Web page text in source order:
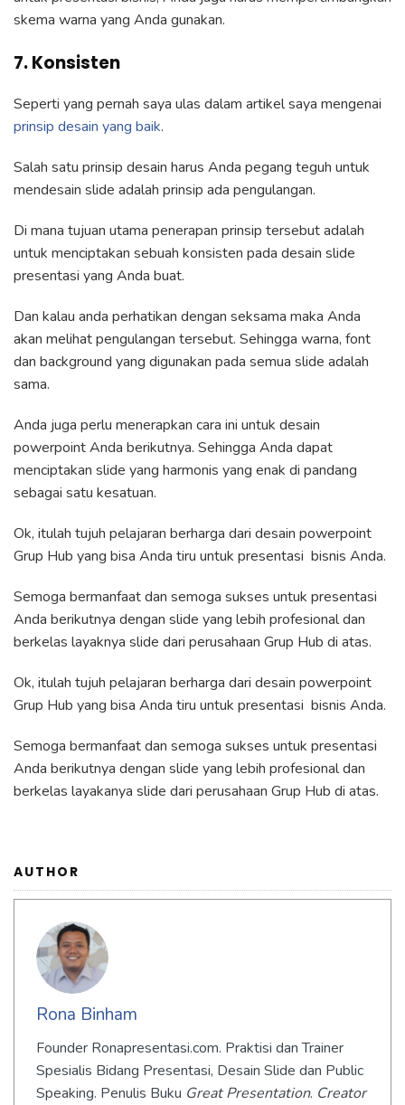
skema warna yang Anda gunakan.
7. Konsisten
Seperti yang pernah saya ulas dalam artikel saya mengenai
prinsip desain yang baik.
Salah satu prinsip desain harus Anda pegang teguh untuk
mendesain slide adalah prinsip ada pengulangan.
Di mana tujuan utama penerapan prinsip tersebut adalah
untuk menciptakan sebuah konsisten pada desain slide
presentasi yang Anda buat.
Dan kalau anda perhatikan dengan seksama maka Anda
akan melihat pengulangan tersebut. Sehingga warna, font
dan background yang digunakan pada semua slide adalah
sama.
Anda juga perlu menerapkan cara ini untuk desain
powerpoint Anda berikutnya. Sehingga Anda dapat
menciptakan slide yang harmonis yang enak di pandang
sebagai satu kesatuan.
Ok, itulah tujuh pelajaran berharga dari desain powerpoint
Grup Hub yang bisa Anda tiru untuk presentasi bisnis Anda.
Semoga bermanfaat dan semoga sukses untuk presentasi
Anda berikutnya dengan slide yang lebih profesional dan
berkelas layaknya slide dari perusahaan Grup Hub di atas.
Ok, itulah tujuh pelajaran berharga dari desain powerpoint
Grup Hub yang bisa Anda tiru untuk presentasi bisnis Anda.
Semoga bermanfaat dan semoga sukses untuk presentasi
Anda berikutnya dengan slide yang lebih profesional dan
berkelas layakanya slide dari perusahaan Grup Hub di atas.
AUTHOR
Rona Binham
Founder Ronapresentasi.com. Praktisi dan Trainer
Spesialis Bidang Presentasi, Desain Slide dan Public
Speaking. Penulis Buku Great Presentation. Creator